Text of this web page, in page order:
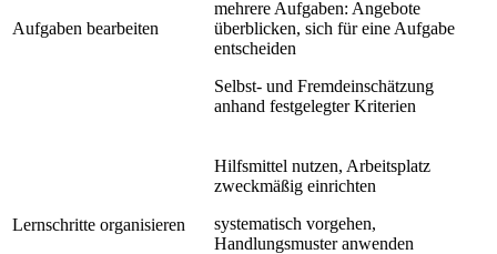
Aufgaben bearbeiten
mehrere Aufgaben: Angebote
überblicken, sich für eine Aufgabe
entscheiden
Selbst- und Fremdeinschätzung
anhand festgelegter Kriterien
Lernschritte organisieren
Hilfsmittel nutzen, Arbeitsplatz
zweckmäßig einrichten
systematisch vorgehen,
Handlungsmuster anwenden